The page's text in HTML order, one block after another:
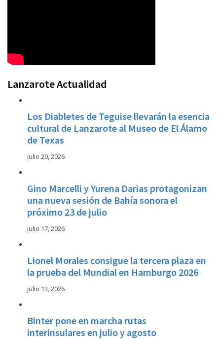
Lanzarote Actualidad
Los Diabletes de Teguise llevarán la esencia
cultural de Lanzarote al Museo de El Álamo
de Texas
julio 20, 2026
Gino Marcelli y Yurena Darias protagonizan
una nueva sesión de Bahía sonora el
próximo 23 de julio
julio 17, 2026
Lionel Morales consigue la tercera plaza en
la prueba del Mundial en Hamburgo 2026
julio 13, 2026
Binter pone en marcha rutas
interinsulares en julio y agosto